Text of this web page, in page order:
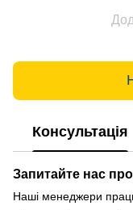
Консультація
Запитайте нас
Наші менеджери